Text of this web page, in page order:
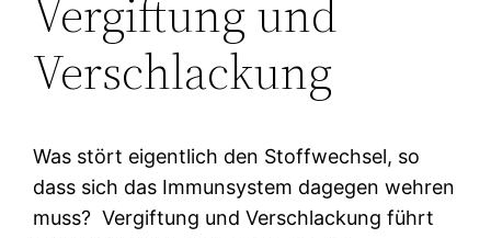
Vergiftung und
Verschlackung
Was stört eigentlich den Stoffwechsel, so
dass sich das Immunsystem dagegen wehren
muss? Vergiftung und Verschlackung führt